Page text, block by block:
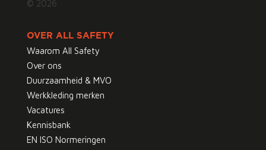
© 2026
OVER ALL SAFETY
Waarom All Safety
Over ons
Duurzaamheid & MVO
Werkkleding merken
Vacatures
Kennisbank
EN ISO Normeringen